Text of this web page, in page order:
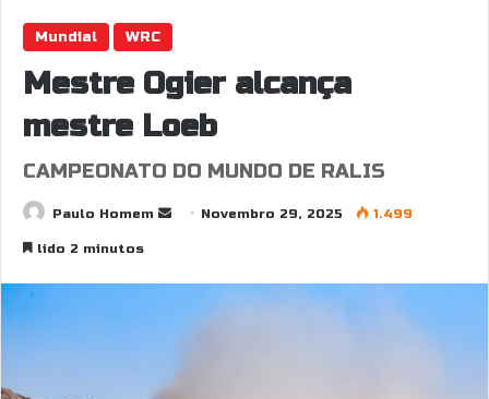
Mundial WRC
Mestre Ogier alcança
mestre Loeb
CAMPEONATO DO MUNDO DE RALIS
Paulo Homem
SendNovembro 29, 2025 1.499
lido 2 minutos